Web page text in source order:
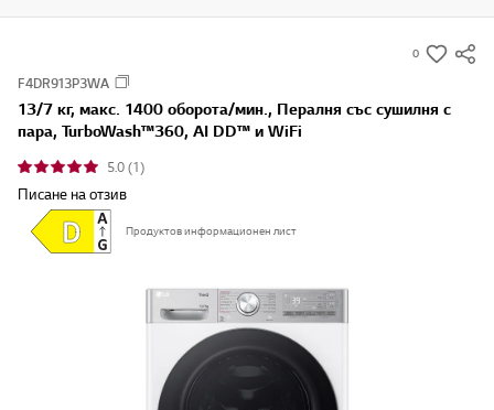
0
s
m
F4DR913P3WA
13/7 кг, макс. 1400 оборота/мин., Пералня със сушилня с
пара, TurboWash™360, AI DD™ и WiFi
5.0 (1)
Писане на отзив
Продуктов информационен лист